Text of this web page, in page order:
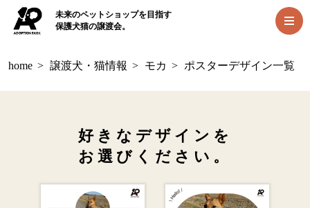
未来のペットショップを目指す
保護犬猫の譲渡会。
home > 譲渡犬・猫情報 > モカ > ポスターデザイン一覧
好きなデザインを
お選びください。